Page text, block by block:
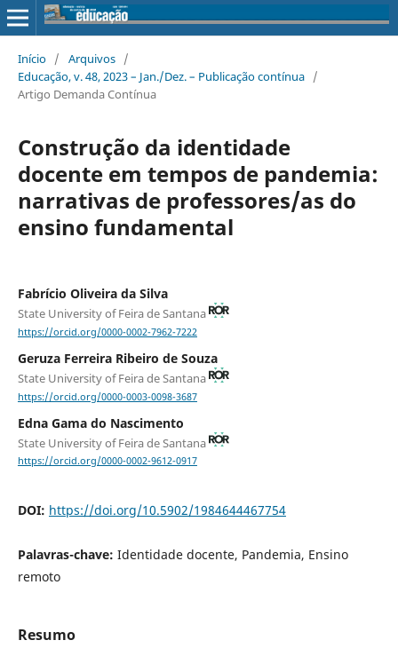
Início / Arquivos /
Educação, v. 48, 2023 – Jan./Dez. – Publicação contínua /
Artigo Demanda Contínua
Construção da identidade
docente em tempos de pandemia:
narrativas de professores/as do
ensino fundamental
Fabrício Oliveira da Silva
State University of Feira de Santana
https://orcid.org/0000-0002-7962-7222
Geruza Ferreira Ribeiro de Souza
State University of Feira de Santana
https://orcid.org/0000-0003-0098-3687
Edna Gama do Nascimento
State University of Feira de Santana
https://orcid.org/0000-0002-9612-0917
DOI: https://doi.org/10.5902/1984644467754
Palavras-chave: Identidade docente, Pandemia, Ensino
remoto
Resumo